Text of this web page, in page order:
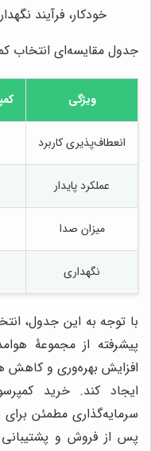
خودکار، فرآیند
جدول مقایسه‌ای انتخاب
ویژگی
انعطاف‌پذیری کاربرد
عملکرد پایدار
میزان صدا
نگهداری
با توجه به این جدول،
پیشرفته از مجموعۀ
افزایش بهره‌وری و کاهش
ایجاد کند. خرید
سرمایه‌گذاری مطمئن
پس از فروش و پشتیبانی